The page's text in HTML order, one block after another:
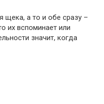
щека, а то и обе сразу –
их вспоминает или
значит, когда